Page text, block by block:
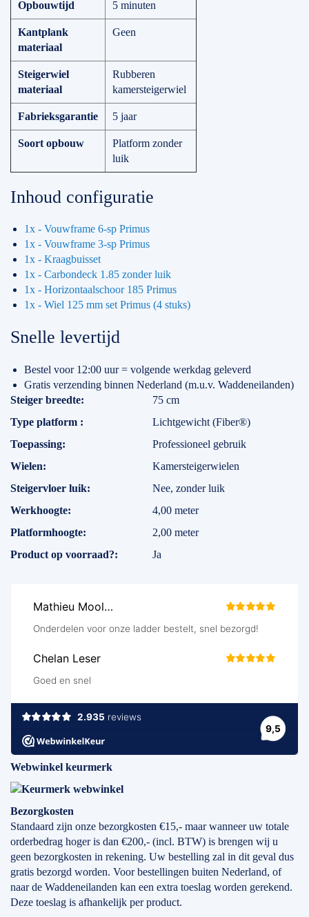
Opbouwtijd 5 minuten
Kantplank
materiaal
Geen
Steigerwiel
materiaal
Rubberen
kamersteigerwiel
Fabrieksgarantie 5 jaar
Soort opbouw
Platform zonder
luik
Inhoud configuratie
1x - Vouwframe 6-sp Primus
1x - Vouwframe 3-sp Primus
1x - Kraagbuisset
1x - Carbondeck 1.85 zonder luik
1x - Horizontaalschoor 185 Primus
1x - Wiel 125 mm set Primus (4 stuks)
Snelle levertijd
Bestel voor 12:00 uur = volgende werkdag geleverd
Gratis verzending binnen Nederland (m.u.v. Waddeneilanden)
Specificaties
Steiger breedte
75 cm
Type platform
Lichtgewicht (Fiber®)
Toepassing
Professioneel gebruik
Wielen
Kamersteigerwielen
Steigervloer luik
Nee, zonder luik
Werkhoogte
4,00 meter
Platformhoogte
2,00 meter
Product op voorraad?
Ja
Webwinkel keurmerk
Bezorgkosten
Standaard zijn onze bezorgkosten €15,- maar wanneer uw totale
orderbedrag hoger is dan €200,- (incl. BTW) is brengen wij u
geen bezorgkosten in rekening. Uw bestelling zal in dit geval dus
gratis bezorgd worden. Voor bestellingen buiten Nederland, of
naar de Waddeneilanden kan een extra toeslag worden gerekend.
Deze toeslag is afhankelijk per product.